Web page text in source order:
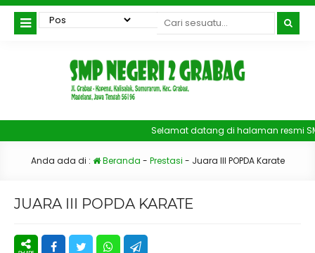
Selamat datang di halaman resmi
Anda ada di : Beranda - Prestasi - Juara III POPDA Karate
JUARA III POPDA KARATE